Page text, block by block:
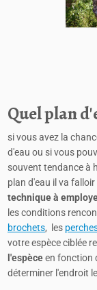
Quel plan
si vous avez la
d'eau ou si vous
souvent tendance à
plan d'eau il va falloir
technique à
les conditions
brochets, les
votre espèce ciblée
l'espèceen fonction
déterminer l'endroit